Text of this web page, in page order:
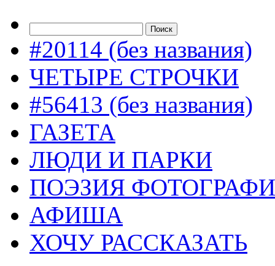
#20114 (без названия)
ЧЕТЫРЕ СТРОЧКИ
#56413 (без названия)
ГАЗЕТА
ЛЮДИ И ПАРКИ
ПОЭЗИЯ
АФИША
ХОЧУ РАССКАЗАТЬ